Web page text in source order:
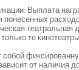
Выплата
театральная
те
от наличия